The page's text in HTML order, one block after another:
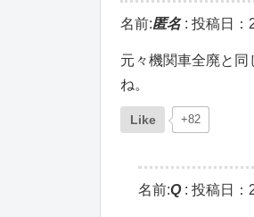
名前:匿名: 投稿日：
元々機関車全廃と
ね。
Like +82
名前:Q: 投稿日：